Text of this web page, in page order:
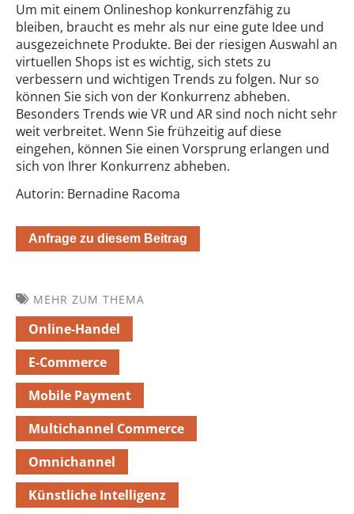
Um mit einem Onlineshop konkurrenzfähig zu
bleiben, braucht es mehr als nur eine gute Idee und
ausgezeichnete Produkte. Bei der riesigen Auswahl an
virtuellen Shops ist es wichtig, sich stets zu
verbessern und wichtigen Trends zu folgen. Nur so
können Sie sich von der Konkurrenz abheben.
Besonders Trends wie VR und AR sind noch nicht sehr
weit verbreitet. Wenn Sie frühzeitig auf diese
eingehen, können Sie einen Vorsprung erlangen und
sich von Ihrer Konkurrenz abheben.
Autorin: Bernadine Racoma
Anfrage zu diesem Beitrag
MEHR ZUM THEMA
Online-Handel
E-Commerce
Mobile Payment
Multichannel Commerce
Omnichannel
Künstliche Intelligenz